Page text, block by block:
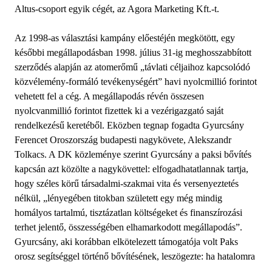
Altus-csoport egyik cégét, az Agora Marketing Kft.-t.
Az 1998-as választási kampány előestéjén megkötött, egy
későbbi megállapodásban 1998. július 31-ig meghosszabbított
szerződés alapján az atomerőmű „távlati céljaihoz kapcsolódó
közvélemény-formáló tevékenységért” havi nyolcmillió forintot
vehetett fel a cég. A megállapodás révén összesen
nyolcvanmillió forintot fizettek ki a vezérigazgató saját
rendelkezésű keretéből. Eközben tegnap fogadta Gyurcsány
Ferencet Oroszország budapesti nagykövete, Alekszandr
Tolkacs. A DK közleménye szerint Gyurcsány a paksi bővítés
kapcsán azt közölte a nagykövettel: elfogadhatatlannak tartja,
hogy széles körű társadalmi-szakmai vita és versenyeztetés
nélkül, „lényegében titokban született egy még mindig
homályos tartalmú, tisztázatlan költségeket és finanszírozási
terhet jelentő, összességében elhamarkodott megállapodás”.
Gyurcsány, aki korábban elkötelezett támogatója volt Paks
orosz segítséggel történő bővítésének, leszögezte: ha hatalomra